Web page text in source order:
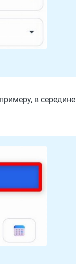
в середине